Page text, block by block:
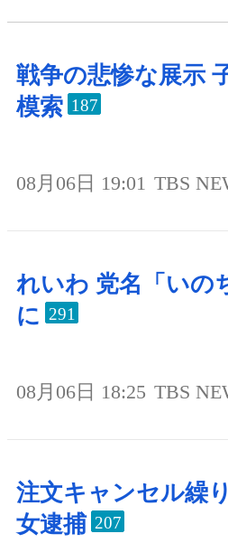
戦争の悲惨な展示
模索 187
08月06日 19:01 TBS
れいわ 党名「いの
に 291
08月06日 18:25 TBS
注文キャンセル繰
女逮捕 207